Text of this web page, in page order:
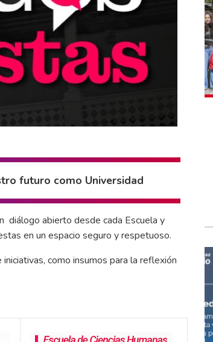
futuro como Universidad
diálogo abierto desde cada Escuela y
en un espacio seguro y respetuoso.
como insumos para la reflexión